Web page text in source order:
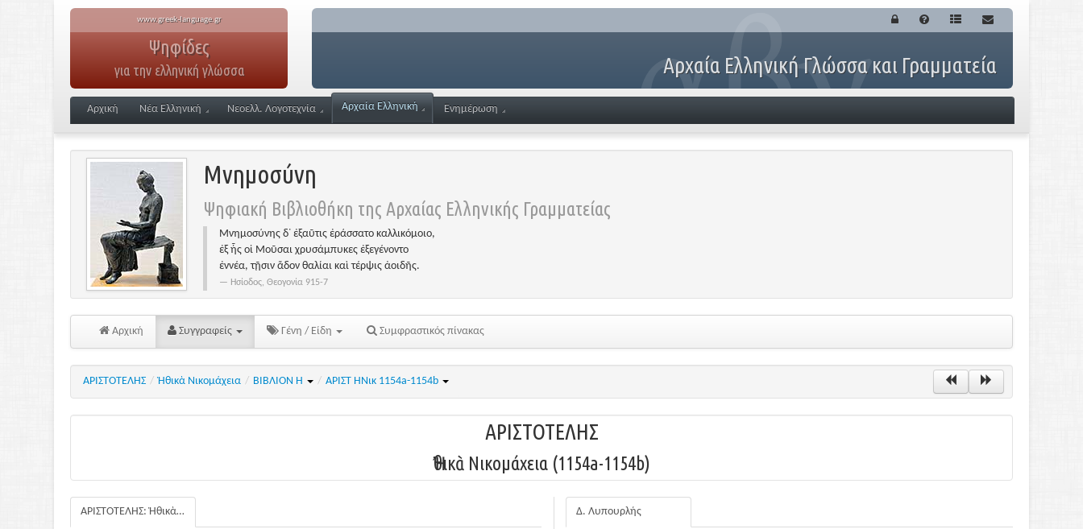
www.greek-language.gr
Ψηφίδες
για την ελληνική γλώσσα Αρχαία Ελληνική Γλώσσα και Γραμματεία
Αρχική Νέα Ελληνική Νεοελλ. Λογοτεχνία Αρχαία Ελληνική Ενημέρωση
Μνημοσύνη
Ψηφιακή Βιβλιοθήκη της Αρχαίας Ελληνικής Γραμματείας
Μνημοσύνης δ᾽ ἐξαῦτις ἐράσσατο καλλικόμοιο,
ἐξ ἧς οἱ Μοῦσαι χρυσάμπυκες ἐξεγένοντο
ἐννέα, τῇσιν ἅδον θαλίαι καὶ τέρψις ἀοιδῆς.
Ησίοδος, Θεογονία 915-7
Αρχική Συγγραφείς Γένη / Είδη Συμφραστικός πίνακας
ΑΡΙΣΤΟΤΕΛΗΣ / Ἠθικὰ Νικομάχεια / ΒΙΒΛΙΟΝ Η / ΑΡΙΣΤ ΗΝικ 1154a-1154b
ΑΡΙΣΤΟΤΕΛΗΣ
Ἠθικὰ Νικομάχεια (1154a-1154b)
ΑΡΙΣΤΟΤΕΛΗΣ: Ἠθικὰ Νικομάχεια Δ. Λυπουρλής